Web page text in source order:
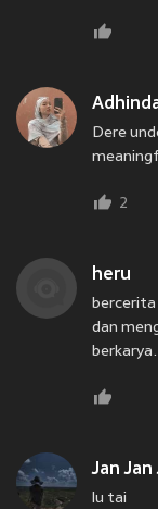
Dere
2
heru
bercerita
dan
berkarya.
Jan Jan
lu tai